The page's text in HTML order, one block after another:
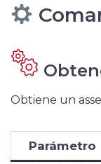
Obtiene un
Parámetro